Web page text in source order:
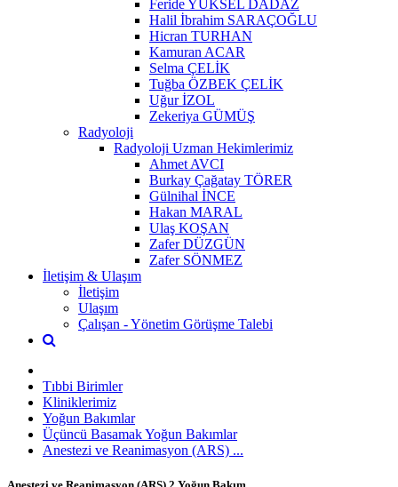
Feride YÜKSEL DADAZ
Halil İbrahim SARAÇOĞLU
Hicran TURHAN
Kamuran ACAR
Selma ÇELİK
Tuğba ÖZBEK ÇELİK
Uğur İZOL
Zekeriya GÜMÜŞ
Radyoloji
Radyoloji Uzman Hekimlerimiz
Ahmet AVCI
Burkay Çağatay TÖRER
Gülnihal İNCE
Hakan MARAL
Ulaş KOŞAN
Zafer DÜZGÜN
Zafer SÖNMEZ
İletişim & Ulaşım
İletişim
Ulaşım
Çalışan - Yönetim Görüşme Talebi
Tıbbi Birimler
Kliniklerimiz
Yoğun Bakımlar
Üçüncü Basamak Yoğun Bakımlar
Anestezi ve Reanimasyon (ARS) ...